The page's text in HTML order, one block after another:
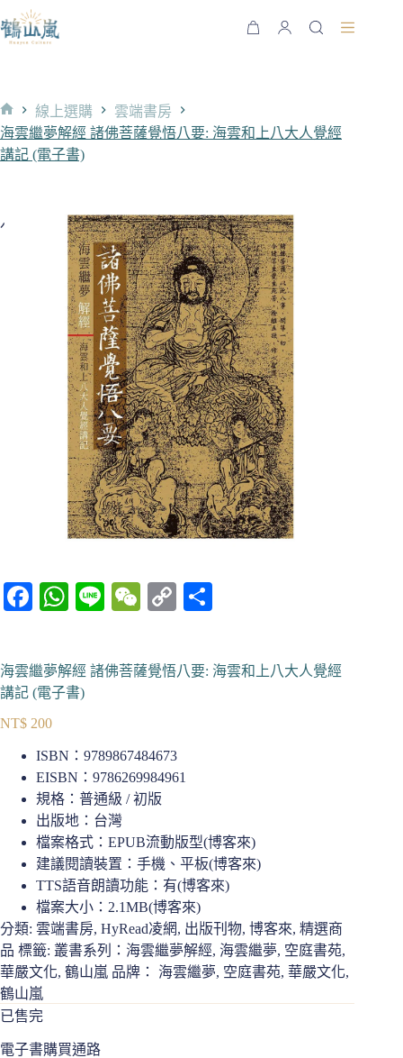
至
容
購
首
頁
線上選購
雲端書房
海雲繼夢解經 諸佛菩薩覺悟八要: 海雲和上八大人覺經
講記 (電子書)
售完
Fa
bo
ok
W
ts
A
Li
W
C
ha
C
Li
海雲繼夢解經 諸佛菩薩覺悟八要: 海雲和上八大人覺經
講記 (電子書)
NT$ 200
ISBN：9789867484673
EISBN：9786269984961
規格：普通級 / 初版
出版地：台灣
檔案格式：EPUB流動版型(博客來)
建議閱讀裝置：手機、平板(博客來)
TTS語音朗讀功能：有(博客來)
檔案大小：2.1MB(博客來)
分類: 雲端書房, HyRead凌網, 出版刊物, 博客來, 精選商
品 標籤: 叢書系列：海雲繼夢解經, 海雲繼夢, 空庭書苑,
華嚴文化, 鶴山嵐 品牌： 海雲繼夢, 空庭書苑, 華嚴文化,
鶴山嵐
已售完
電子書購買通路